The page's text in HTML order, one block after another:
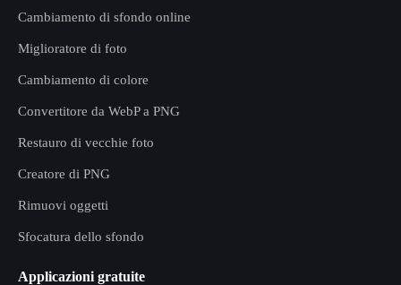
Cambiamento di sfondo online
Miglioratore di foto
Cambiamento di colore
Convertitore da WebP a PNG
Restauro di vecchie foto
Creatore di PNG
Rimuovi oggetti
Sfocatura dello sfondo
Applicazioni gratuite